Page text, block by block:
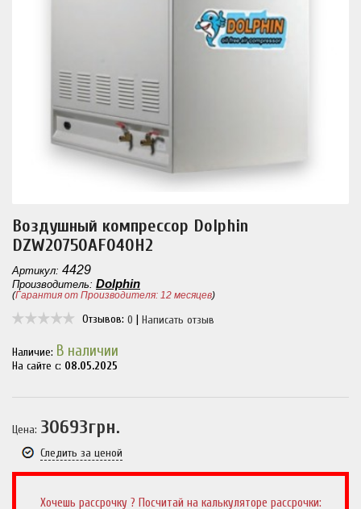
Воздушный компрессор Dolphin
DZW20750AF040H2
Артикул: 4429
Производитель: Dolphin
(Гарантия от Производителя: 12 месяцев)
Отзывов: 0 | Написать отзыв
Наличие: В наличии
На сайте с: 08.05.2025
Цена: 30693грн.
Следить за ценой
Хочешь рассрочку ? Посчитай на калькуляторе рассрочки: